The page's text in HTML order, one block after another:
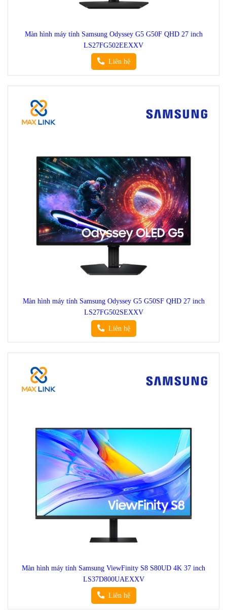
Màn hình máy tính Samsung Odyssey G5 G50F QHD 27 inch
LS27FG502EEXXV
Liên hệ
Màn hình máy tính Samsung Odyssey G5 G50SF QHD 27 inch
LS27FG502SEXXV
Liên hệ
Màn hình máy tính Samsung ViewFinity S8 S80UD 4K 37 inch
LS37D800UAEXXV
Liên hệ